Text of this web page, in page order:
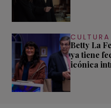
Betty La
ya tiene
icónica